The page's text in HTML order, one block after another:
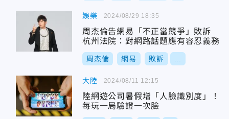
娛樂
周杰倫告網易「不正當競爭」敗訴
杭州法院：對網路話題應有容忍義務
周杰倫 網易 敗訴
2024/08/29 18:35
大陸
陸網遊公司暑假增「人臉識別度」！
每玩一局驗證一次臉
2024/08/11 12:15